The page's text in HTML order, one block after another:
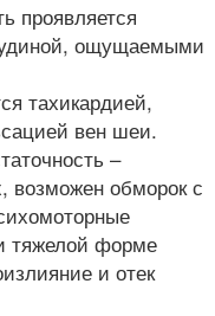
проявляется
ощущаемыми
тахикардией,
вен шеи.
–
возможен обморок с
тяжелой форме
и отек